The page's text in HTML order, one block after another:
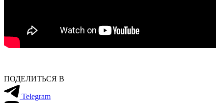
ПОДЕЛИТЬСЯ В
Telegram